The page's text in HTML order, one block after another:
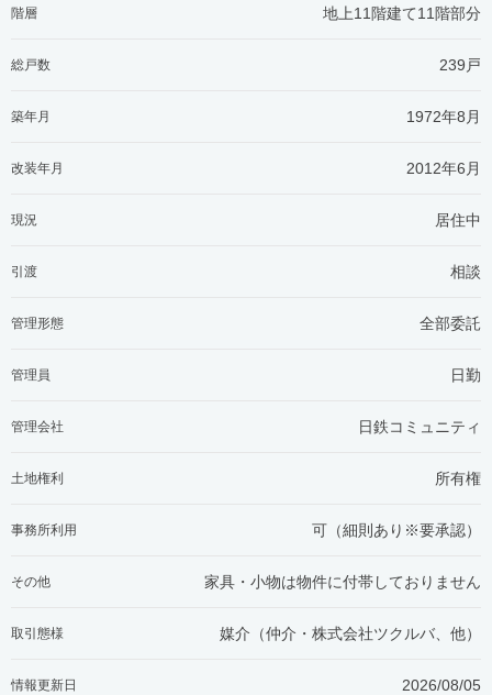
階層 地上11階建て11階部分
総戸数 239戸
築年月 1972年8月
改装年月 2012年6月
現況 居住中
引渡 相談
管理形態 全部委託
管理員 日勤
管理会社 日鉄コミュニティ
土地権利 所有権
事務所利用 可（細則あり※要承認）
その他 家具・小物は物件に付帯しておりません
取引態様 媒介（仲介・ 株式会社ツクルバ、他）
情報更新日 2026/08/05